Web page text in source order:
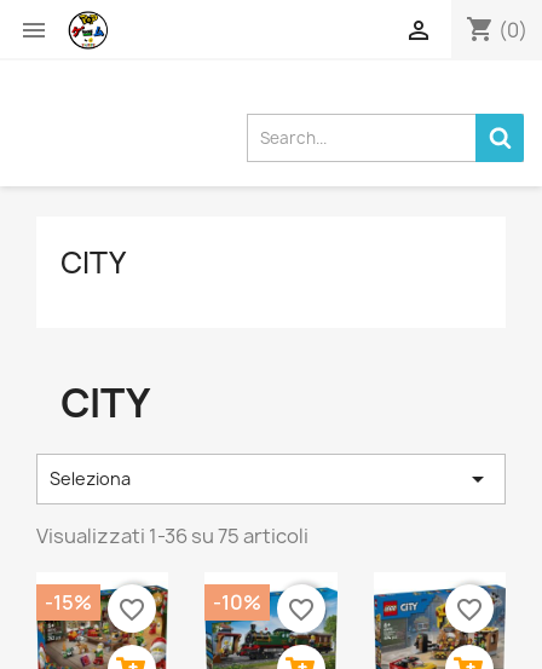
 shopping_cart (0)

CITY
CITY
Seleziona 
Visualizzati 1-36 su 75 articoli
-15% favorite_border -10% favorite_border favorite_border